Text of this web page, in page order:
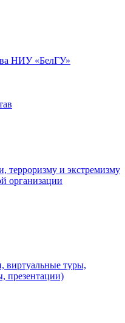
НИУ «БелГУ»
терроризму и экстремизму
организации
виртуальные туры,
презентации)